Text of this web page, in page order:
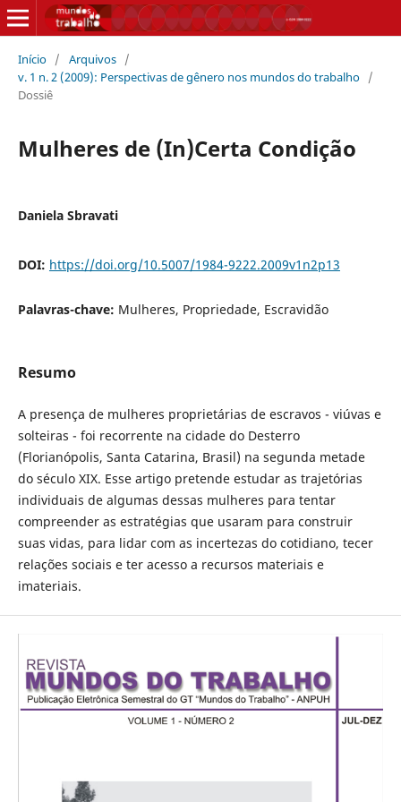
Início / Arquivos /
v. 1 n. 2 (2009): Perspectivas de gênero nos mundos do trabalho /
Dossiê
Mulheres de (In)Certa Condição
Daniela Sbravati
DOI: https://doi.org/10.5007/1984-9222.2009v1n2p13
Palavras-chave: Mulheres, Propriedade, Escravidão
Resumo
A presença de mulheres proprietárias de escravos - viúvas e
solteiras - foi recorrente na cidade do Desterro
(Florianópolis, Santa Catarina, Brasil) na segunda metade
do século XIX. Esse artigo pretende estudar as trajetórias
individuais de algumas dessas mulheres para tentar
compreender as estratégias que usaram para construir
suas vidas, para lidar com as incertezas do cotidiano, tecer
relações sociais e ter acesso a recursos materiais e
imateriais.